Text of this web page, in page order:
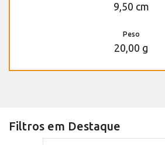
9,50 cm
Peso
20,00 g
Filtros em Destaque